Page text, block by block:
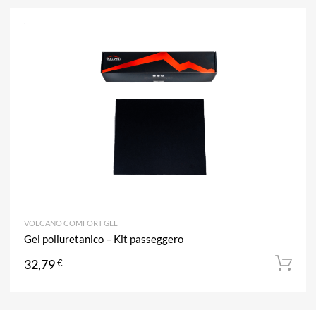
VOLCANO COMFORT GEL
Gel poliuretanico – Kit passeggero
32,79€